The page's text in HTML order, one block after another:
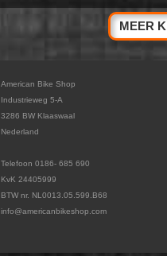
MEER
American Bike Shop
Industrieweg 5-A
3286 BW Klaaswaal
Nederland
Telefoon 0186- 685 690
KvK 24405999
BTW nr. NL0013.05.599.B68
info@americanbikeshop.com